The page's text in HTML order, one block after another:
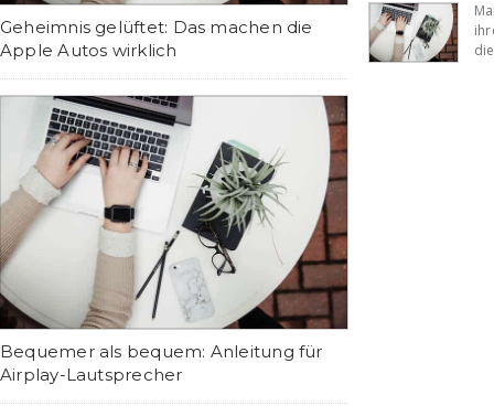
Geheimnis gelüftet: Das machen die
Apple Autos wirklich
Bequemer als bequem: Anleitung für
Airplay-Lautsprecher